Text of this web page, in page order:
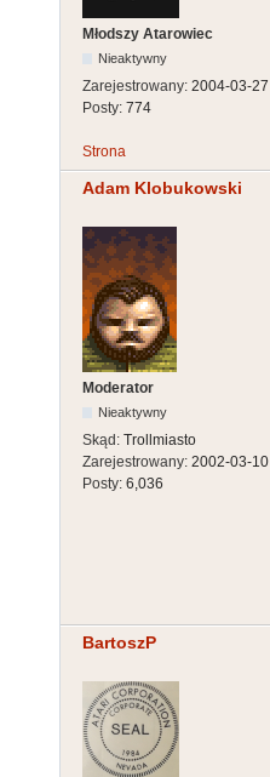
Młodszy Atarowiec
Nieaktywny
Zarejestrowany: 2004-03-27
Posty: 774
Strona
Adam Klobukowski
Moderator
Nieaktywny
Skąd: Trollmiasto
Zarejestrowany: 2002-03-10
Posty: 6,036
BartoszP